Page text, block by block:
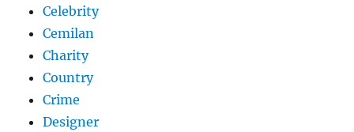
Celebrity
Cemilan
Charity
Country
Crime
Designer